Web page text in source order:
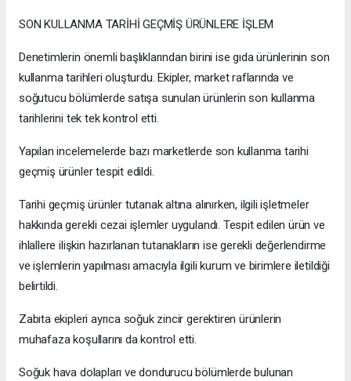
SON KULLANMA TARİHİ GEÇMİŞ ÜRÜNLERE İŞLEM
Denetimlerin önemli başlıklarından birini ise gıda ürünlerinin son
kullanma tarihleri oluşturdu. Ekipler, market raflarında ve
soğutucu bölümlerde satışa sunulan ürünlerin son kullanma
tarihlerini tek tek kontrol etti.
Yapılan incelemelerde bazı marketlerde son kullanma tarihi
geçmiş ürünler tespit edildi.
Tarihi geçmiş ürünler tutanak altına alınırken, ilgili işletmeler
hakkında gerekli cezai işlemler uygulandı. Tespit edilen ürün ve
ihlallere ilişkin hazırlanan tutanakların ise gerekli değerlendirme
ve işlemlerin yapılması amacıyla ilgili kurum ve birimlere iletildiği
belirtildi.
Zabıta ekipleri ayrıca soğuk zincir gerektiren ürünlerin
muhafaza koşullarını da kontrol etti.
Soğuk hava dolapları ve dondurucu bölümlerde bulunan